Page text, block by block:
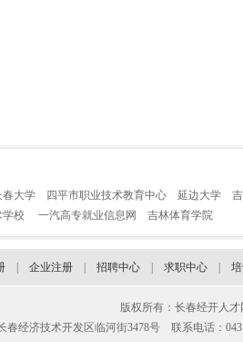
春大学 四平市职业技术教育中心 延边大学
校 一汽高专就业信息网 吉林体育学院
企业注册 招聘中心 求职中心
版权所有：长春经开人才
春经济技术开发区临河街3478号 联系电话：